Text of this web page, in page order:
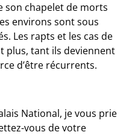
son chapelet de morts
environs sont sous
Les rapts et les cas de
plus, tant ils deviennent
d’être récurrents.
National, je vous prie
vous de votre